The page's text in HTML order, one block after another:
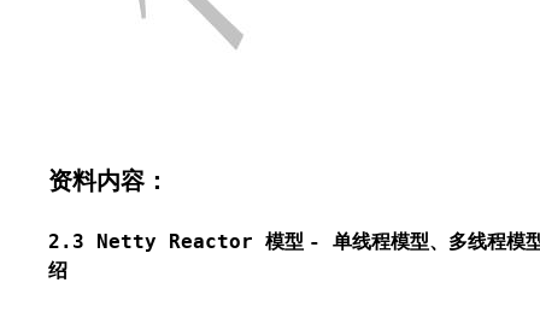
资料内容：
2.3 Netty Reactor 模型 - 单线程模型、多线程模
绍